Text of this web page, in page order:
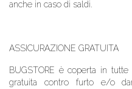
anche in caso di saldi.
ASSICURAZIONE GRATUITA
BUGSTORE è coperta in tutte
gratuita contro furto e/o